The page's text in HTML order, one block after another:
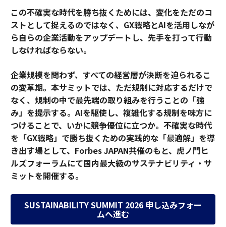
この不確実な時代を勝ち抜くためには、変化をただのコ
ストとして捉えるのではなく、GX戦略とAIを活用しなが
ら自らの企業活動をアップデートし、先手を打って行動
しなければならない。
企業規模を問わず、すべての経営層が決断を迫られるこ
の変革期。本サミットでは、ただ規制に対応するだけで
なく、規制の中で最先端の取り組みを行うことの「強
み」を提示する。AIを駆使し、複雑化する規制を味方に
つけることで、いかに競争優位に立つか。不確実な時代
を「GX戦略」で勝ち抜くための実践的な「最適解」を導
き出す場として、Forbes JAPAN共催のもと、虎ノ門ヒ
ルズフォーラムにて国内最大級のサステナビリティ・サ
ミットを開催する。
SUSTAINABILITY SUMMIT 2026 申し込みフォー
ムへ進む